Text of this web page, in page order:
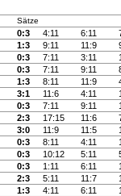
Sätze
0:3 4:11 6:11
1:3 9:11 11:9
0:3 7:11 3:11
0:3 7:11 9:11
1:3 8:11 11:9
3:1 11:6 4:11
0:3 7:11 9:11
2:3 17:15 11:6
3:0 11:9 11:5
0:3 8:11 4:11
0:3 10:12 5:11
0:3 1:11 6:11
2:3 5:11 11:7
1:3 4:11 6:11